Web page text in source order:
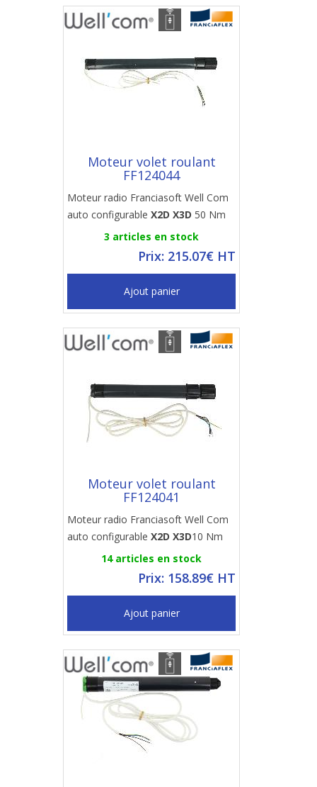
Moteur volet roulant
FF124044
Moteur radio Franciasoft Well Com
auto configurable X2D X3D 50 Nm
3 articles en stock
Prix: 215.07€ HT
Ajout panier
Moteur volet roulant
FF124041
Moteur radio Franciasoft Well Com
auto configurable X2D X3D10 Nm
14 articles en stock
Prix: 158.89€ HT
Ajout panier